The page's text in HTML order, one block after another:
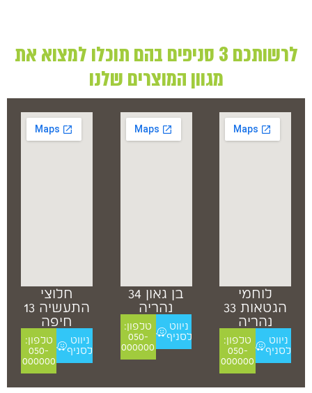
לרשותכם 3 סניפים בהם תוכלו למצוא את
מגוון המוצרים שלנו
לוחמי
הגטאות 33
נהריה
ניווט
לסניף
טלפון:
050-
000000
בן גאון 34
נהריה
ניווט
לסניף
טלפון:
050-
000000
חלוצי
התעשיה 13
חיפה
ניווט
לסניף
טלפון:
050-
000000